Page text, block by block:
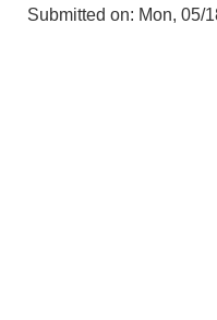
Submitted on: Mon, 05/